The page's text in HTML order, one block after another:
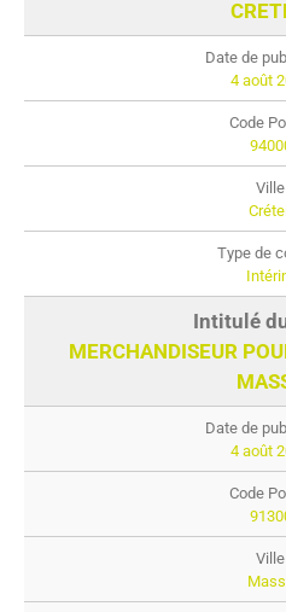
4 août
MERCHANDISEUR
4 août